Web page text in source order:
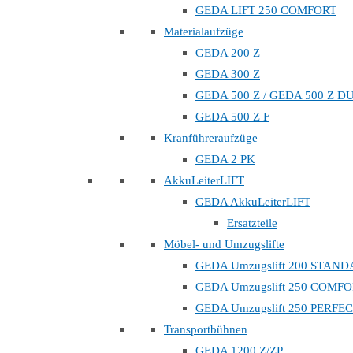
GEDA LIFT 250 COMFORT
Materialaufzüge
GEDA 200 Z
GEDA 300 Z
GEDA 500 Z / GEDA 500 Z
GEDA 500 Z F
Kranführeraufzüge
GEDA 2 PK
AkkuLeiterLIFT
GEDA AkkuLeiterLIFT
Ersatzteile
Möbel- und Umzugslifte
GEDA Umzugslift 200
GEDA Umzugslift 250
GEDA Umzugslift 250
Transportbühnen